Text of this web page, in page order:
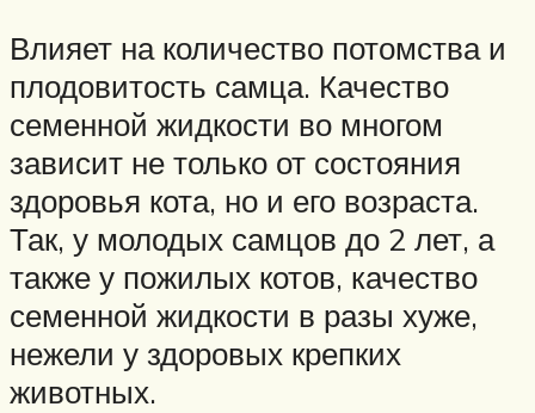
Влияет на количество потомства и
плодовитость самца. Качество
семенной жидкости во многом
зависит не только от состояния
здоровья кота, но и его возраста.
Так, у молодых самцов до 2 лет, а
также у пожилых котов, качество
семенной жидкости в разы хуже,
нежели у здоровых крепких
животных.